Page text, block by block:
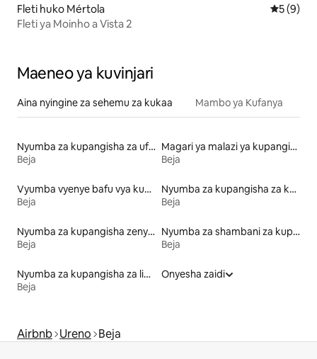
Fleti huko Mértola
5 (9)
Fleti ya Moinho a Vista 2
Maeneo ya kuvinjari
Aina nyingine za sehemu za kukaa Mambo ya Kufanya
Nyumba za kupangisha za ufukweni
Beja
Magari ya malazi ya kupangisha
Beja
Vyumba vyenye bafu vya kupangisha
Beja
Nyumba za kupangisha za kulala wageni
Beja
Nyumba za kupangisha zenye kiamsha kinywa
Beja
Nyumba za shambani za kupangisha
Beja
Nyumba za kupangisha za likizo
Beja
Onyesha zaidi
Airbnb Ureno Beja